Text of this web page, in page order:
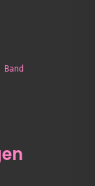
Band